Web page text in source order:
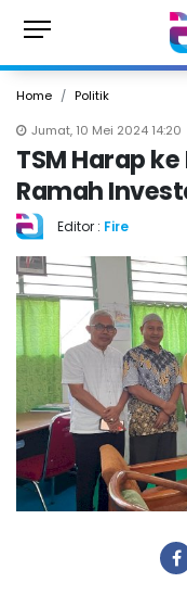
Home
Politik
Jumat, 10 Mei 2024 14:20
TSM Harap
Ramah
Editor : Fire